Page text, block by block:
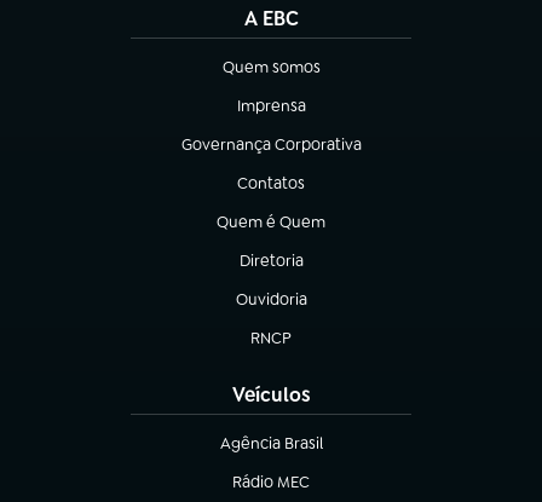
A EBC
Quem somos
(abre em nova aba)
Imprensa
(abre em nova aba)
Governança Corporativa
(abre em nova aba)
Contatos
(abre em nova aba)
Quem é Quem
(abre em nova aba)
Diretoria
(abre em nova aba)
Ouvidoria
(abre em nova aba)
RNCP
(abre em nova aba)
Veículos
Agência Brasil
(abre em nova aba)
Rádio MEC
(abre em nova aba)